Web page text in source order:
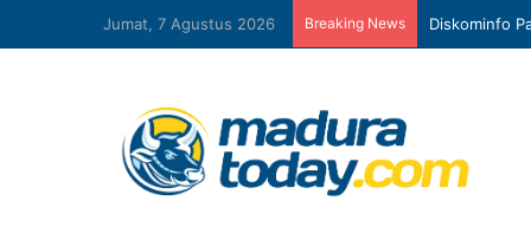
Jumat, 7 Agustus 2026 Breaking News Diskominfo